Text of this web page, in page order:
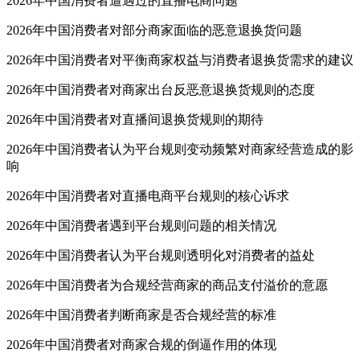
2026年中国消费者对部分商家面临的恶意退换货问题
2026年中国消费者对平衡商家权益与消费者退换货需求的建议
2026年中国消费者对商家出台反恶意退换货规则的态度
2026年中国消费者对直播间退换货规则的期待
2026年中国消费者认为平台规则变动频繁对商家经营造成的影
响
2026年中国消费者对直播电商平台规则的核心诉求
2026年中国消费者遇到平台规则问题的相关情况
2026年中国消费者认为平台规则透明化对消费者的益处
2026年中国消费者为合规经营商家的商品支付溢价的意愿
2026年中国消费者判断商家是否合规经营的标准
2026年中国消费者对商家合规的倒逼作用的体现